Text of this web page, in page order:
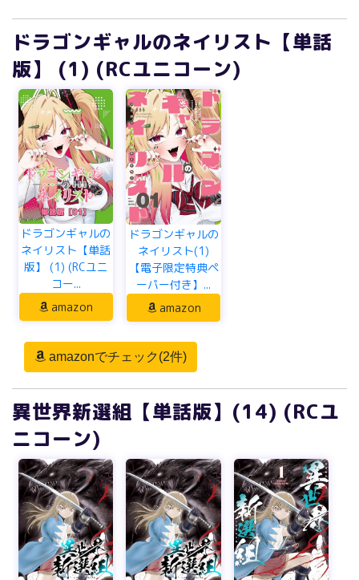
ドラゴンギャルのネイリスト【単話
版】 (1) (RCユニコーン)
ドラゴンギャルの
ネイリスト【単話
版】 (1) (RCユニ
コー...
amazon
ドラゴンギャルの
ネイリスト(1)
【電子限定特典ペ
ーパー付き】...
amazon
amazonでチェック(2件)
異世界新選組【単話版】(14) (RCユ
ニコーン)